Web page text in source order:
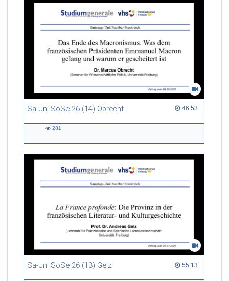
Sa-Uni SoSe 26 (14) Obrecht 46:53
46:53 duration
281
Sa-Uni SoSe 26 (13) Gelz 55:13
55:13 duration